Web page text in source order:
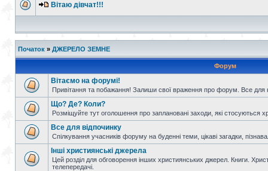
Вітаю дівчат!!!
Початок » ДЖЕРЕЛО ЗЕМНЕ
Форум
Вітаємо на форумі!
Привітання та побажання! Залиши свої враження про форум. Все для
Що? Де? Коли?
Розміщуйте тут оголошення про заплановані заходи, які стосуються
Все для відпочинку
Спілкування учасників форуму на буденні теми, цікаві загадки,
Інші християнські джерела
Цей розділ для обговорення інших християнських джерел. Книги.
телепередачі.